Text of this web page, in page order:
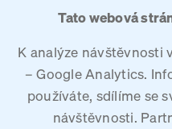
Tato webová
K analýze návštěvnosti
– Google Analytics.
používáte, sdílíme se
návštěvnosti.